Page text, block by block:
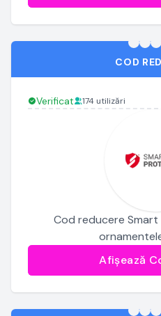
COD
Verificat 174 utilizări
Cod reducere
Afișează